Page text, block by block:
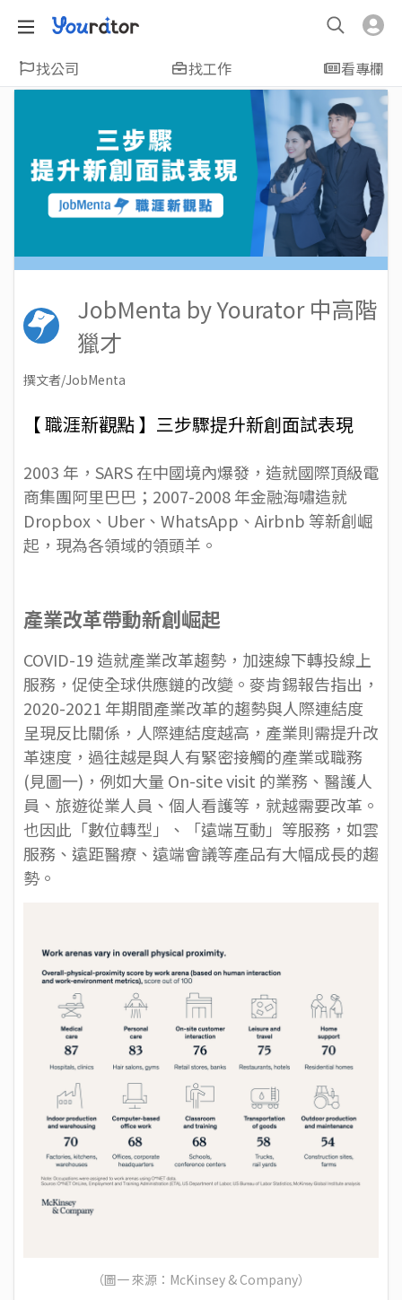
找公司 找工作 看專欄
JobMenta by Yourator 中高階
獵才
撰文者/JobMenta
【 職涯新觀點 】三步驟提升新創面試表現
2003 年，SARS 在中國境內爆發，造就國際頂級電
商集團阿里巴巴；2007-2008 年金融海嘯造就
Dropbox 、 Uber、 WhatsApp 、 Airbnb 等新創崛
起，現為各領域的領頭羊。
產業改革帶動新創崛起
COVID-19 造就產業改革趨勢，加速線下轉投線上
服務，促使全球供應鏈的改變。 麥肯錫報告指出，
2020-2021 年期間產業改革的趨勢與人際連結度
呈現反比關係，人際連結度越高，產業則需提升改
革速度，過往越是與人有緊密接觸的產業或職務
(見圖一)，例如大量 On-site visit 的業務、醫護人
員、旅遊從業人員、個人看護等，就越需要改革。
也因此「數位轉型」、「遠端互動」等服務，如雲
服務、遠距醫療、遠端會議等產品有大幅成長的趨
勢。
（圖一 來源： McKinsey & Company）